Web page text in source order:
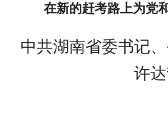
在新的赶考路上为党
中共湖南省委书记
许